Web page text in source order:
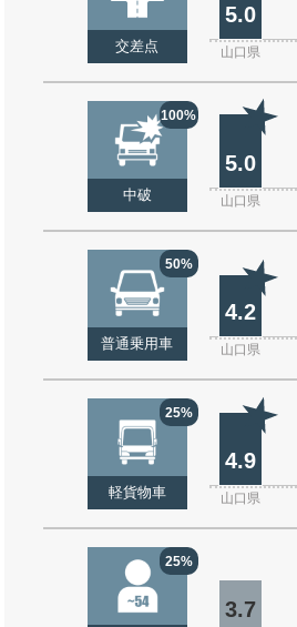
交差点
5.0
山口県
100%
中破
5.0
山口県
50%
普通乗用車
4.2
山口県
25%
軽貨物車
4.9
山口県
25%
3.7